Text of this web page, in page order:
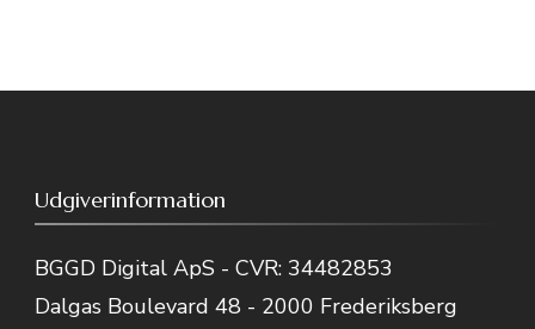
Udgiverinformation
BGGD Digital ApS - CVR: 34482853
Dalgas Boulevard 48 - 2000 Frederiksberg